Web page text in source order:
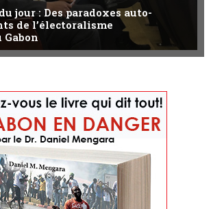
jour : Des paradoxes auto-
de l’électoralisme
Gabon